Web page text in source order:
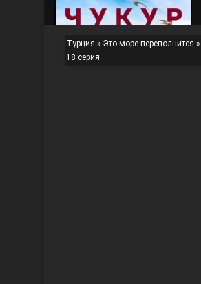
Турция » Это море переполнится »
18 серия